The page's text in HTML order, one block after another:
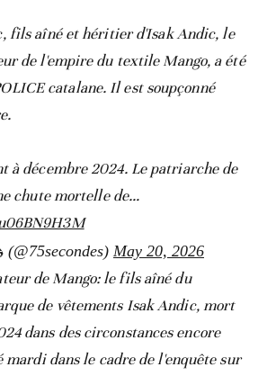
fils aîné et héritier d'Isak Andic, le
de l'empire du textile Mango, a été
catalane. Il est soupçonné
à décembre 2024. Le patriarche de
chute mortelle de…
May 20, 2026
de Mango: le fils aîné du
de vêtements Isak Andic, mort
dans des circonstances encore
mardi dans le cadre de l'enquête sur